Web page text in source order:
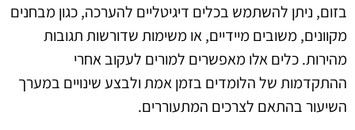
בזום, ניתן להשתמש בכלים דיגיטליים להערכה, כגון מבחנים
מקוונים, משובים מיידיים, או משימות שדורשות תגובות
מהירות. כלים אלו מאפשרים למורים לעקוב אחרי
ההתקדמות של הלומדים בזמן אמת ולבצע שינויים במערך
השיעור בהתאם לצרכים המתעוררים.